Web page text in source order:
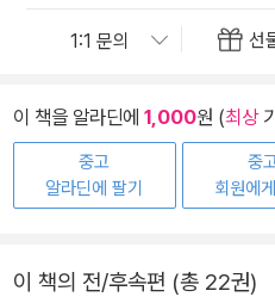
선
이 책을 알라딘에 1,000원 (최상
중고
알라딘에 팔기
중
회원에
이 책의 전/후속편 (총 22권)